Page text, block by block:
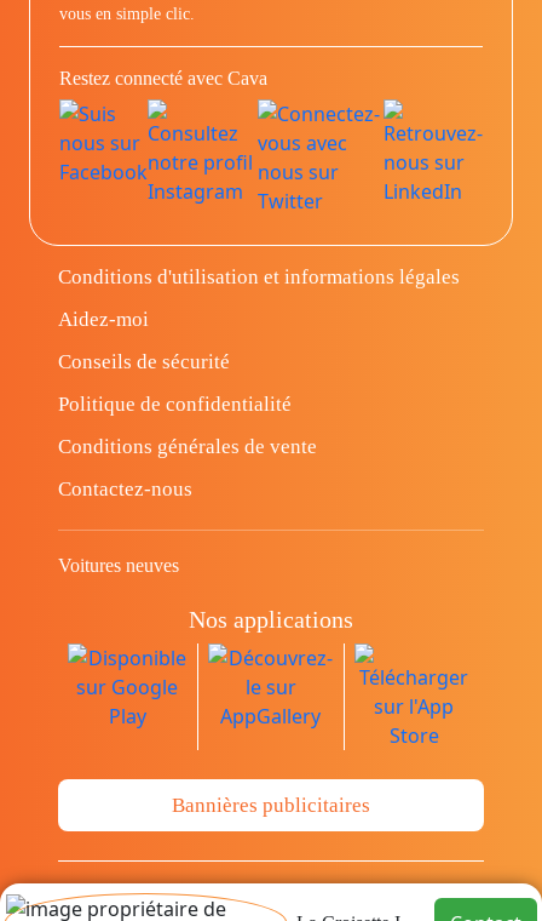
vous en simple clic.
Restez connecté avec Cava
Conditions d'utilisation et informations légales
Aidez-moi
Conseils de sécurité
Politique de confidentialité
Conditions générales de vente
Contactez-nous
Voitures neuves
Nos applications
Bannières publicitaires
© Copyright 2014-2026 Cava.tn Limited Tous